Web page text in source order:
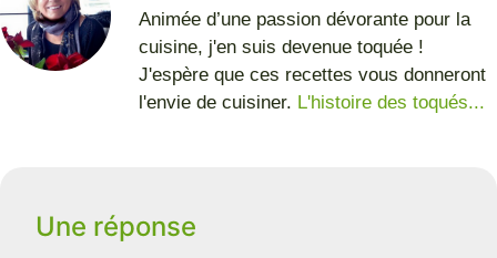
Animée d’une passion dévorante pour la
cuisine, j'en suis devenue toquée !
J'espère que ces recettes vous donneront
l'envie de cuisiner. L'histoire des toqués...
Une réponse